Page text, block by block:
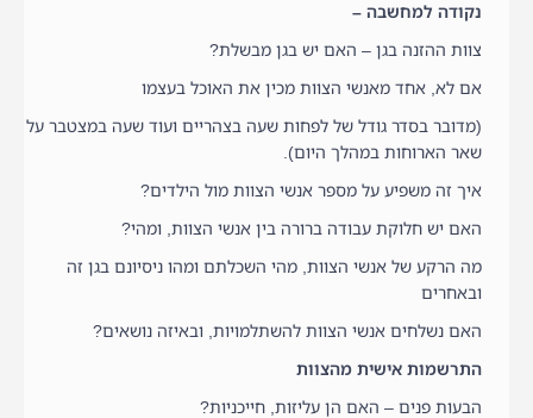
נקודה למחשבה –
צוות ההזנה בגן – האם יש בגן מבשלת?
אם לא, אחד מאנשי הצוות מכין את האוכל בעצמו
(מדובר בסדר גודל של לפחות שעה בצהריים ועוד שעה במצטבר על
שאר הארוחות במהלך היום).
איך זה משפיע על מספר אנשי הצוות מול הילדים?
האם יש חלוקת עבודה ברורה בין אנשי הצוות, ומהי?
מה הרקע של אנשי הצוות, מהי השכלתם ומהו ניסיונם בגן זה
ובאחרים
האם נשלחים אנשי הצוות להשתלמויות, ובאיזה נושאים?
התרשמות אישית מהצוות
הבעות פנים – האם הן עליזות, חייכניות?